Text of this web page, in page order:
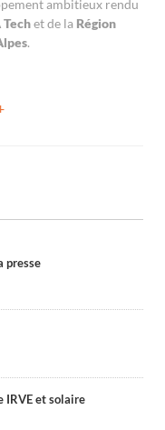
ambitieux rendu
Techet de la Région
.
presse
IRVE et solaire